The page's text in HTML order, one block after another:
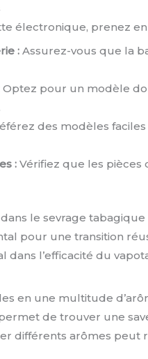
électronique, prenez
: Assurez-vous que la
Optez pour un modèle
des modèles
: Vérifiez que les
le sevrage tabagique
pour une transition
dans l’efficacité du
en une multitude
de trouver une
différents arômes peut